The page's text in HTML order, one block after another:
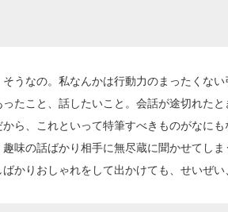
うなの。私なんかは行動力のまったくな
ったこと、話したいこと。会話が途切れた
ら、これといって特筆すべきものがなに
味の話ばかり相手に無尽蔵に聞かせてし
かりおしゃれをして出かけても、せいぜい